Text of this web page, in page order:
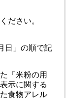
ださい。
日」の順で記
「米粉の用
示に関する
食物アレル